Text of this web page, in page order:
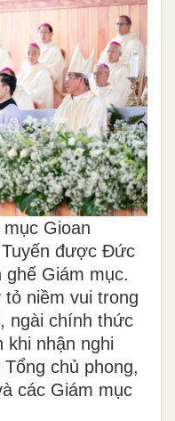
Gioan
Tuyến được Đức
ghế Giám mục.
tỏ niềm vui trong
ngài chính thức
khi nhận nghi
chủ phong,
các Giám mục